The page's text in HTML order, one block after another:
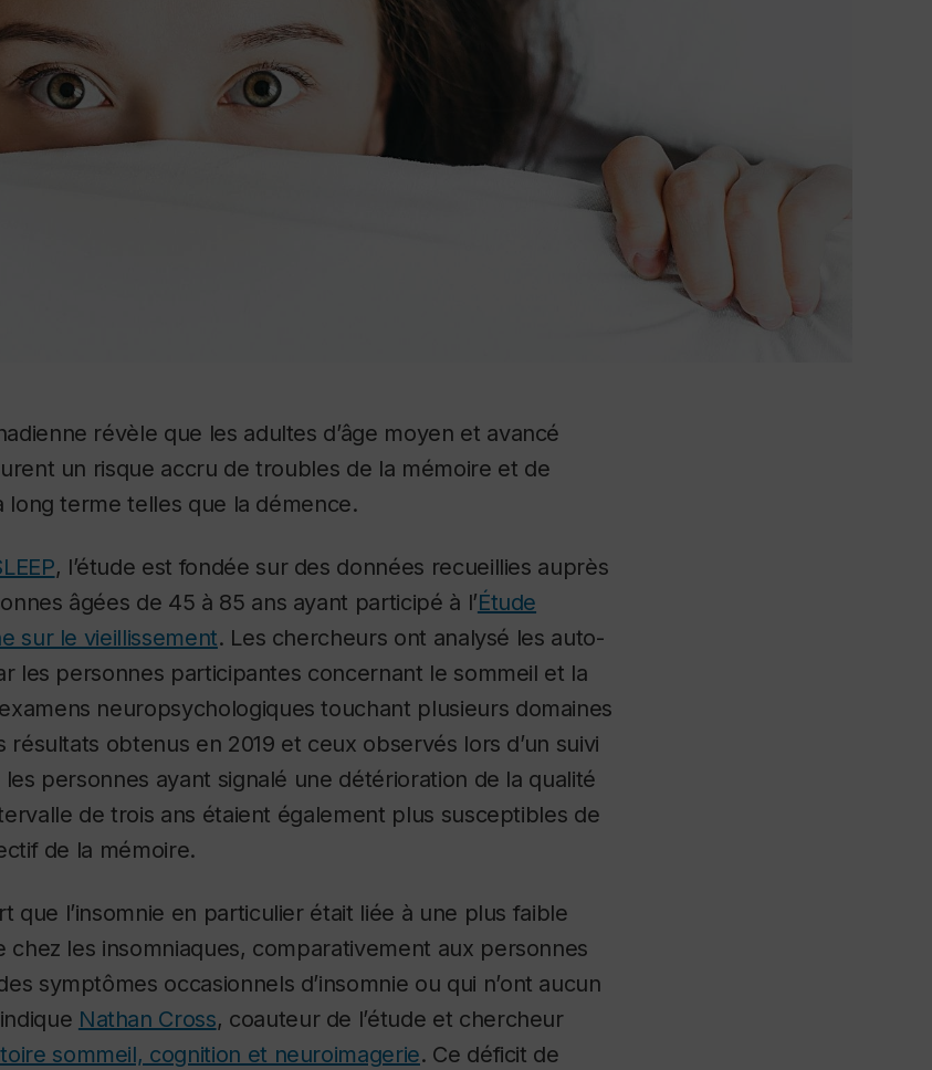
révèle que les adultes d’âge moyen et avancé
un risque accru de troubles de la mémoire et de
long terme telles que la démence.
, l’étude est fondée sur des données recueillies auprès
âgées de 45 à 85 ans ayant participé à l’Étude
sur le vieillissement. Les chercheurs ont analysé les auto-
les personnes participantes concernant le sommeil et la
neuropsychologiques touchant plusieurs domaines
obtenus en 2019 et ceux observés lors d’un suivi
personnes ayant signalé une détérioration de la qualité
de trois ans étaient également plus susceptibles de
de la mémoire.
que l’insomnie en particulier était liée à une plus faible
chez les insomniaques, comparativement aux personnes
symptômes occasionnels d’insomnie ou qui n’ont aucun
Nathan Cross, coauteur de l’étude et chercheur
sommeil, cognition et neuroimagerie. Ce déficit de